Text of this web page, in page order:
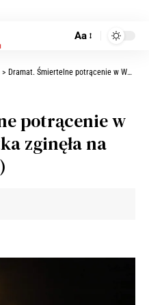
Aa
> Dramat. Śmiertelne potrącenie w Wolsztynie. 53-latka zginęła na miejscu (ZDJĘCIA)
potrącenie w
zginęła na